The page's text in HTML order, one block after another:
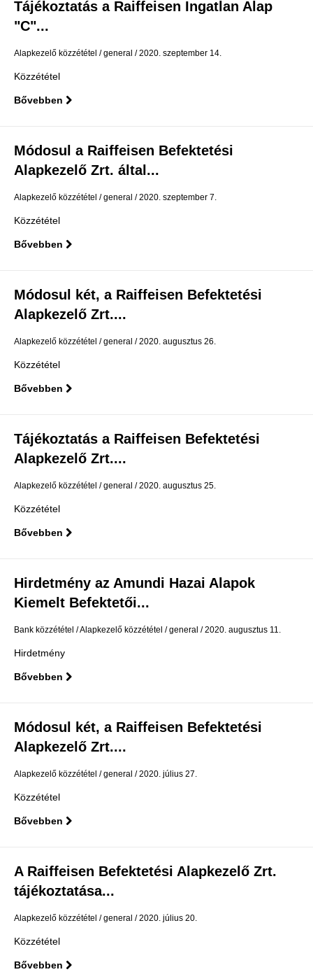
Tájékoztatás a Raiffeisen Ingatlan Alap
"C"...
Alapkezelő közzététel general 2020. szeptember 14.
Közzététel
Bővebben
Módosul a Raiffeisen Befektetési
Alapkezelő Zrt. által...
Alapkezelő közzététel general 2020. szeptember 7.
Közzététel
Bővebben
Módosul két, a Raiffeisen Befektetési
Alapkezelő Zrt....
Alapkezelő közzététel general 2020. augusztus 26.
Közzététel
Bővebben
Tájékoztatás a Raiffeisen Befektetési
Alapkezelő Zrt....
Alapkezelő közzététel general 2020. augusztus 25.
Közzététel
Bővebben
Hirdetmény az Amundi Hazai Alapok
Kiemelt Befektetői...
Bank közzététel Alapkezelő közzététel general 2020. augusztus 11.
Hirdetmény
Bővebben
Módosul két, a Raiffeisen Befektetési
Alapkezelő Zrt....
Alapkezelő közzététel general 2020. július 27.
Közzététel
Bővebben
A Raiffeisen Befektetési Alapkezelő Zrt.
tájékoztatása...
Alapkezelő közzététel general 2020. július 20.
Közzététel
Bővebben